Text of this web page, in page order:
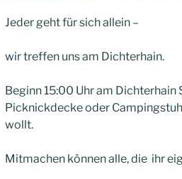
Jeder geht für sich allein –
wir treffen uns am Dichterhain.
Beginn 15:00 Uhr am
Picknickdecke oder
wollt.
Mitmachen können alle, die ihr